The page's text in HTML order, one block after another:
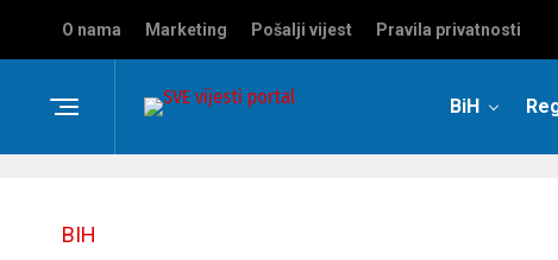
O nama Marketing Pošalji vijest Pravila privatnosti
BiH
BIH